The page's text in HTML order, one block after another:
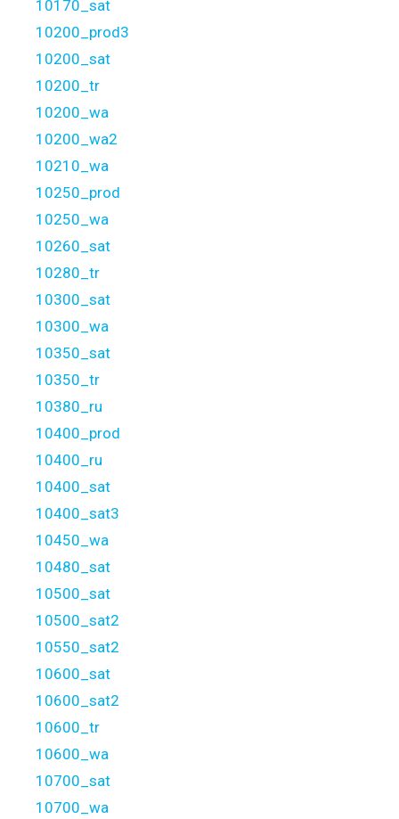
10170_sat
10200_prod3
10200_sat
10200_tr
10200_wa
10200_wa2
10210_wa
10250_prod
10250_wa
10260_sat
10280_tr
10300_sat
10300_wa
10350_sat
10350_tr
10380_ru
10400_prod
10400_ru
10400_sat
10400_sat3
10450_wa
10480_sat
10500_sat
10500_sat2
10550_sat2
10600_sat
10600_sat2
10600_tr
10600_wa
10700_sat
10700_wa